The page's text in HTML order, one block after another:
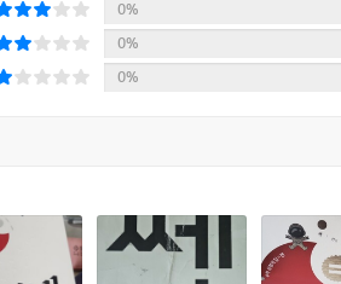
0%
0%
0%